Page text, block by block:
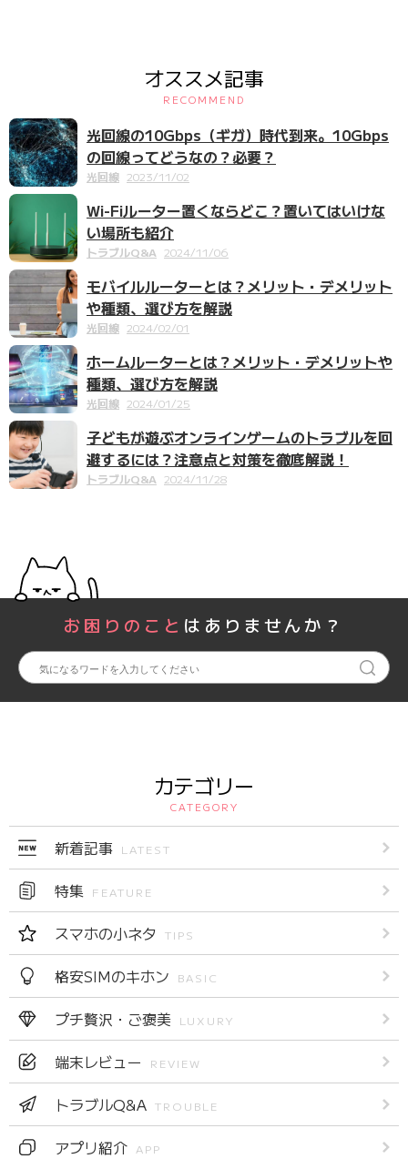
オススメ記事
RECOMMEND
光回線の10Gbps（ギガ）時代到来。10Gbps
の回線ってどうなの？必要？
光回線 2023/11/02
Wi-Fiルーター置くならどこ？置いてはいけな
い場所も紹介
トラブルQ&A 2024/11/06
モバイルルーターとは？メリット・デメリット
や種類、選び方を解説
光回線 2024/02/01
ホームルーターとは？メリット・デメリットや
種類、選び方を解説
光回線 2024/01/25
子どもが遊ぶオンラインゲームのトラブルを回
避するには？注意点と対策を徹底解説！
トラブルQ&A 2024/11/28
お困りのこと はありませんか？
カテゴリー
CATEGORY
新着記事 LATEST
特集 FEATURE
スマホの小ネタ TIPS
格安SIMのキホン BASIC
プチ贅沢・ご褒美 LUXURY
端末レビュー REVIEW
トラブルQ&A TROUBLE
アプリ紹介 APP